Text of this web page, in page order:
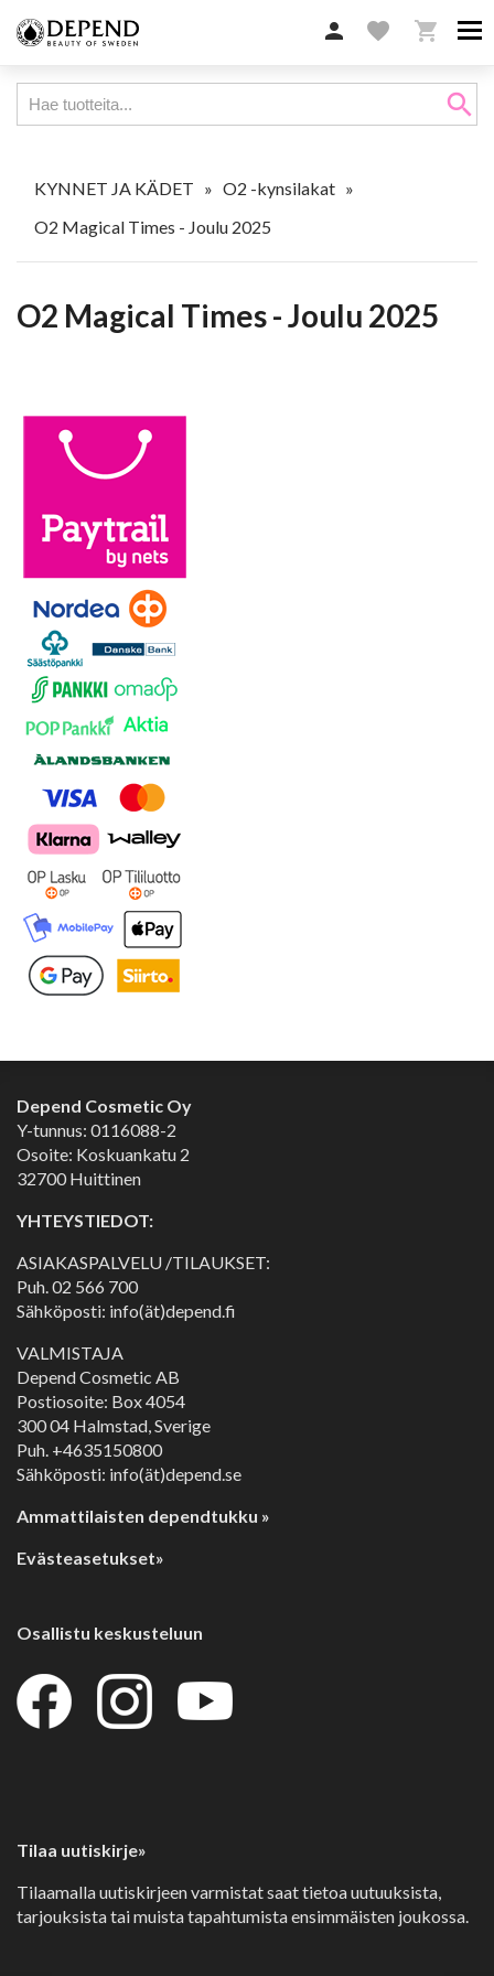
 favorite 
search
KYNNET JA KÄDET » O2 -kynsilakat »
O2 Magical Times - Joulu 2025
O2 Magical Times - Joulu 2025
Depend Cosmetic Oy
Y-tunnus: 0116088-2
Osoite: Koskuankatu 2
32700 Huittinen
YHTEYSTIEDOT:
ASIAKASPALVELU /TILAUKSET:
Puh.02 566 700
Sähköposti: info(ät)depend.fi
VALMISTAJA
Depend Cosmetic AB
Postiosoite: Box 4054
300 04 Halmstad, Sverige
Puh. +4635150800
Sähköposti: info(ät)depend.se
Ammattilaisten dependtukku »
Evästeasetukset»
Osallistu keskusteluun
Tilaa uutiskirje»
Tilaamalla uutiskirjeen varmistat saat tietoa uutuuksista,
tarjouksista tai muista tapahtumista ensimmäisten joukossa.